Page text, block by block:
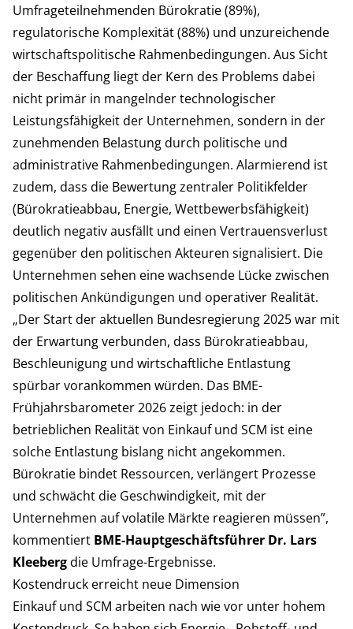
Umfrageteilnehmenden Bürokratie (89%),
regulatorische Komplexität (88%) und unzureichende
wirtschaftspolitische Rahmenbedingungen. Aus Sicht
der Beschaffung liegt der Kern des Problems dabei
nicht primär in mangelnder technologischer
Leistungsfähigkeit der Unternehmen, sondern in der
zunehmenden Belastung durch politische und
administrative Rahmenbedingungen. Alarmierend ist
zudem, dass die Bewertung zentraler Politikfelder
(Bürokratieabbau, Energie, Wettbewerbsfähigkeit)
deutlich negativ ausfällt und einen Vertrauensverlust
gegenüber den politischen Akteuren signalisiert. Die
Unternehmen sehen eine wachsende Lücke zwischen
politischen Ankündigungen und operativer Realität.
„Der Start der aktuellen Bundesregierung 2025 war mit
der Erwartung verbunden, dass Bürokratieabbau,
Beschleunigung und wirtschaftliche Entlastung
spürbar vorankommen würden. Das BME-
Frühjahrsbarometer 2026 zeigt jedoch: in der
betrieblichen Realität von Einkauf und SCM ist eine
solche Entlastung bislang nicht angekommen.
Bürokratie bindet Ressourcen, verlängert Prozesse
und schwächt die Geschwindigkeit, mit der
Unternehmen auf volatile Märkte reagieren müssen”,
kommentiert BME-Hauptgeschäftsführer Dr. Lars
Kleebergdie Umfrage-Ergebnisse.
Kostendruck erreicht neue Dimension
Einkauf und SCM arbeiten nach wie vor unter hohem